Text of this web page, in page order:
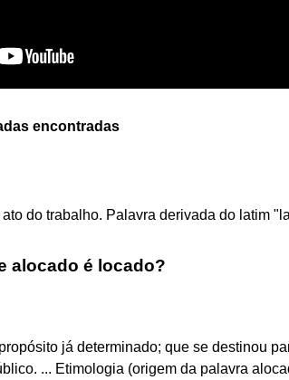
encontradas
do trabalho. Palavra derivada do latim
alocado é locado?
já determinado; que se destinou
... Etimologia (origem da palavra